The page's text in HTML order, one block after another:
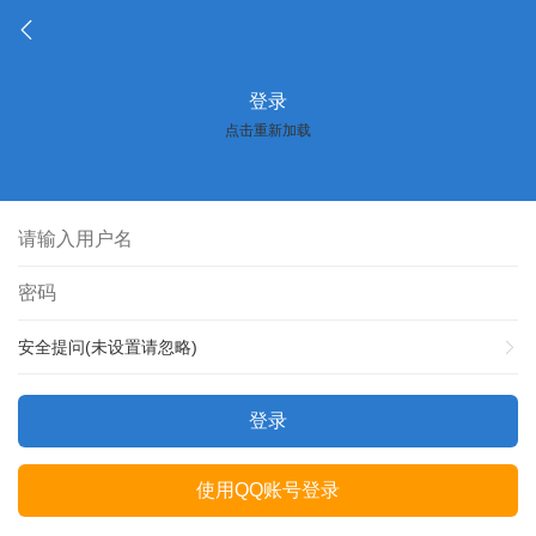
登录
点击重新加载
安全提问(未设置请忽略)
登录
使用QQ账号登录